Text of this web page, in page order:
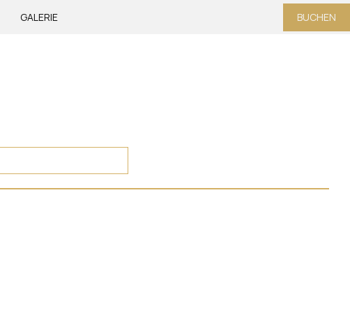
BUCHEN
GALERIE